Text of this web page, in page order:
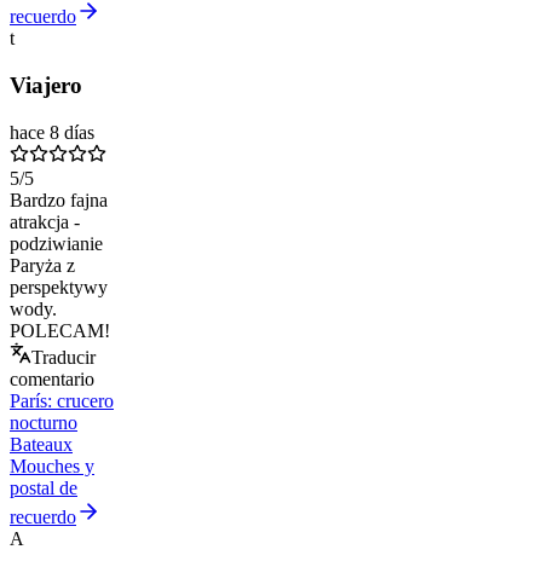
recuerdo
t
Viajero
hace 8 días
5/5
Bardzo fajna
atrakcja -
podziwianie
Paryża z
perspektywy
wody.
POLECAM!
Traducir
comentario
París: crucero
nocturno
Bateaux
Mouches y
postal de
recuerdo
A